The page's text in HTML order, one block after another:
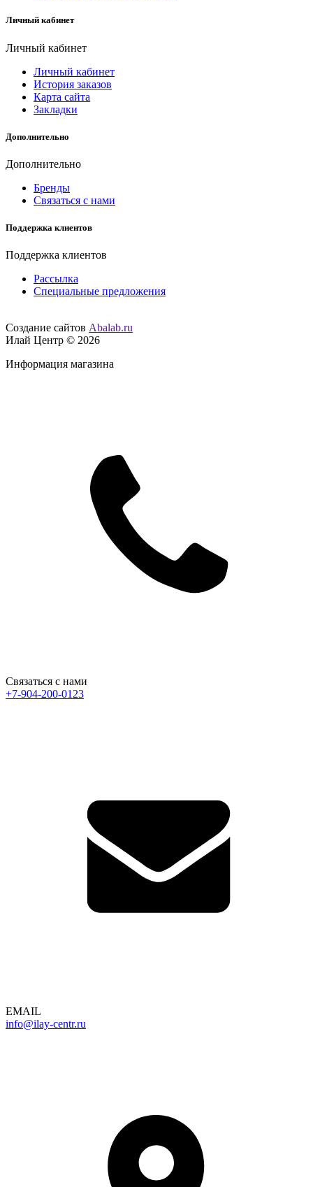
Личный кабинет
Личный кабинет
Личный кабинет
История заказов
Карта сайта
Закладки
Дополнительно
Дополнительно
Бренды
Связаться с нами
Поддержка клиентов
Поддержка клиентов
Рассылка
Специальные предложения
Создание сайтов Abalab.ru
Илай Центр © 2026
Информация магазина
Связаться с нами
+7-904-200-0123
EMAIL
info@ilay-centr.ru